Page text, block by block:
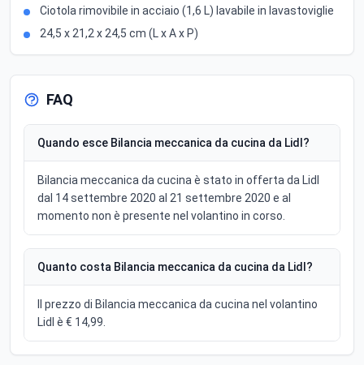
Ciotola rimovibile in acciaio (1,6 L) lavabile in lavastoviglie
24,5 x 21,2 x 24,5 cm (L x A x P)
FAQ
Quando esce Bilancia meccanica da cucina da Lidl?
Bilancia meccanica da cucina è stato in offerta da Lidl
dal 14 settembre 2020 al 21 settembre 2020 e al
momento non è presente nel volantino in corso.
Quanto costa Bilancia meccanica da cucina da Lidl?
Il prezzo di Bilancia meccanica da cucina nel volantino
Lidl è € 14,99.